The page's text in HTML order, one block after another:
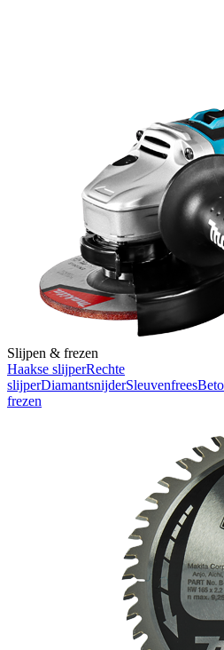
Slijpen & frezen
Haakse slijperRechte
slijperDiamantsnijderSleuvenfrees
frezen